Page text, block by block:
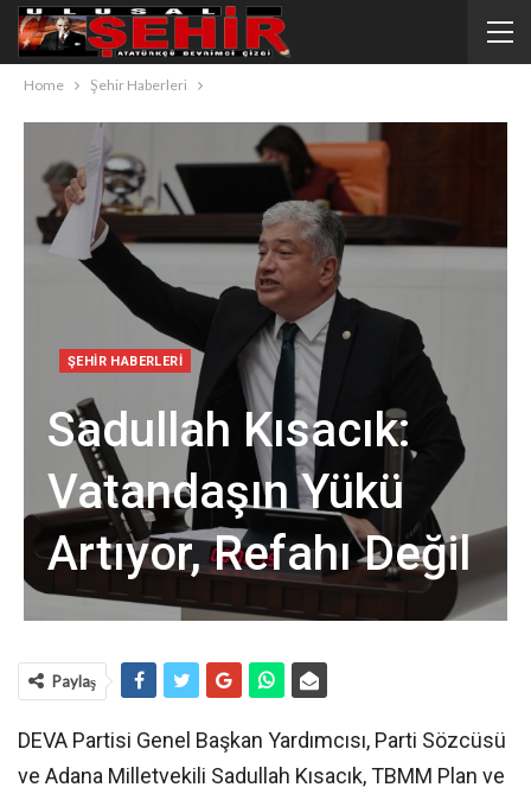
Home Şehir Haberleri
ŞEHIR HABERLERI
Sadullah Kısacık:
Vatandaşın Yükü
Artıyor, Refahı Değil
Paylaş
DEVA Partisi Genel Başkan Yardımcısı, Parti Sözcüsü
ve Adana Milletvekili Sadullah Kısacık, TBMM Plan ve